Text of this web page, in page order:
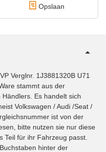
Opslaan
Verglnr. 1J3881320B U71
stammt aus der
Es handelt sich
Volkswagen / Audi /Seat /
ist von der
bitte nutzen sie nur diese
Teil für ihr Fahrzeug passt.
hinter der